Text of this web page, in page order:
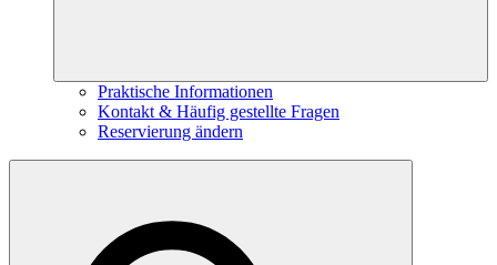
Praktische Informationen
Kontakt & Häufig gestellte Fragen
Reservierung ändern